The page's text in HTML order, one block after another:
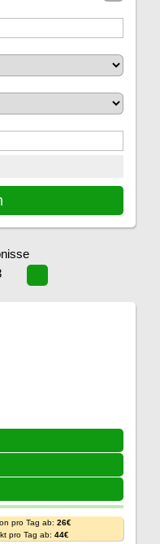
pro Tag ab: 26€
pro Tag ab: 44€